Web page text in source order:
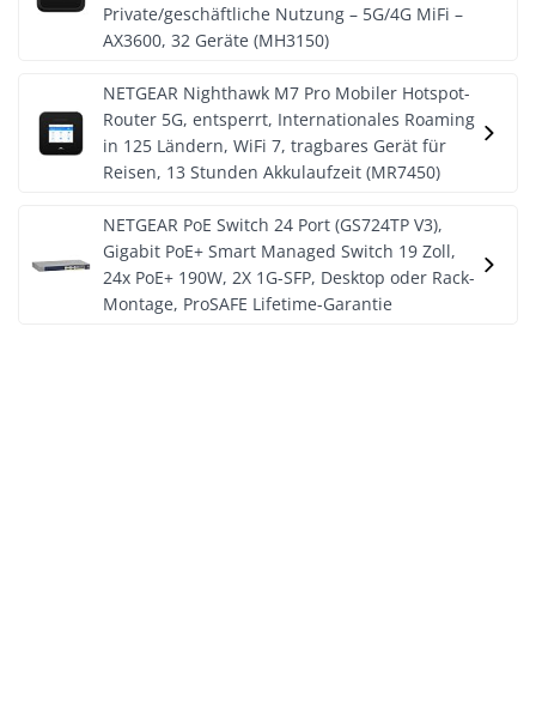
Private/geschäftliche Nutzung – 5G/4G MiFi –
AX3600, 32 Geräte (MH3150)
NETGEAR Nighthawk M7 Pro Mobiler Hotspot-
Router 5G, entsperrt, Internationales Roaming
in 125 Ländern, WiFi 7, tragbares Gerät für
Reisen, 13 Stunden Akkulaufzeit (MR7450)
NETGEAR PoE Switch 24 Port (GS724TP V3),
Gigabit PoE+ Smart Managed Switch 19 Zoll,
24x PoE+ 190W, 2X 1G-SFP, Desktop oder Rack-
Montage, ProSAFE Lifetime-Garantie